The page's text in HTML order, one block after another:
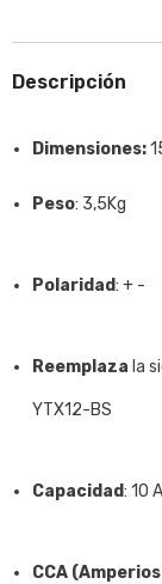
CCA:
A,
x
CCA:
A,
x
Descripción
Dimensiones:
Peso: 3,5Kg
Polaridad: + -
Reemplaza la
YTX12-BS
Capacidad: 10
CCA